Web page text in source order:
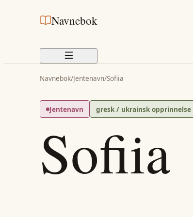
Navnebok
Navnebok/Jentenavn/Sofiia
Jentenavn gresk / ukrainsk opprinnelse
Sofiia